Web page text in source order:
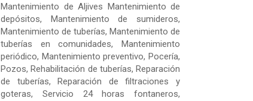
Mantenimiento de Aljives Mantenimiento de
depósitos, Mantenimiento de sumideros,
Mantenimiento de tuberías, Mantenimiento de
tuberías en comunidades, Mantenimiento
periódico, Mantenimiento preventivo, Pocería,
Pozos, Rehabilitación de tuberías, Reparación
de tuberías,Reparación de filtraciones y
goteras, Servicio 24 horas fontaneros,